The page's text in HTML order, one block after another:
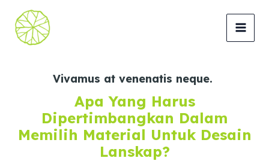
Lewati
konten
Vivamus at venenatis neque.
Apa Yang Harus
Dipertimbangkan Dalam
Memilih Material Untuk Desain
Lanskap?